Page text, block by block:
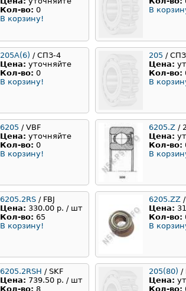
Кол-во: 0
В корзину!
В
205А(6) / СПЗ-4
Цена: уточняйте
Кол-во: 0
В корзину!
205 /
Цена:
Кол-во:
В
6205 / VBF
Цена: уточняйте
Кол-во: 0
В корзину!
6205.Z /
Цена:
Кол-во:
В
6205.2RS / FBJ
Цена: 330.00 р. / шт
Кол-во: 65
В корзину!
6205.ZZ
Цена:
Кол-во:
В
6205.2RSH / SKF
Цена: 739.50 р. / шт
Кол-во: 8
205(80) /
Цена:
Кол-во: